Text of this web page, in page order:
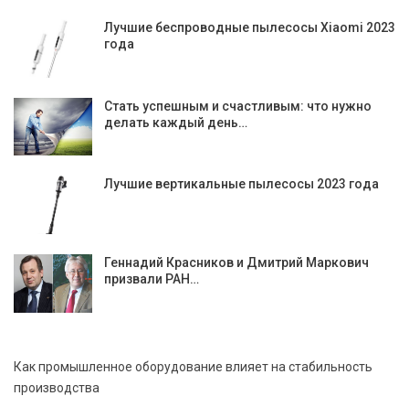
Лучшие беспроводные пылесосы Xiaomi 2023
года
Стать успешным и счастливым: что нужно
делать каждый день…
Лучшие вертикальные пылесосы 2023 года
Геннадий Красников и Дмитрий Маркович
призвали РАН…
Как промышленное оборудование влияет на стабильность
производства